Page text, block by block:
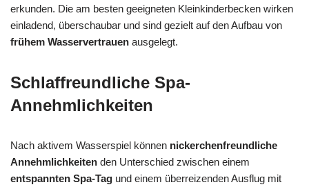
erkunden. Die am besten geeigneten Kleinkinderbecken wirken
einladend, überschaubar und sind gezielt auf den Aufbau von
frühem Wasservertrauen ausgelegt.
Schlaffreundliche Spa-
Annehmlichkeiten
Nach aktivem Wasserspiel können nickerchenfreundliche
Annehmlichkeiten den Unterschied zwischen einem
entspannten Spa-Tag und einem überreizenden Ausflug mit